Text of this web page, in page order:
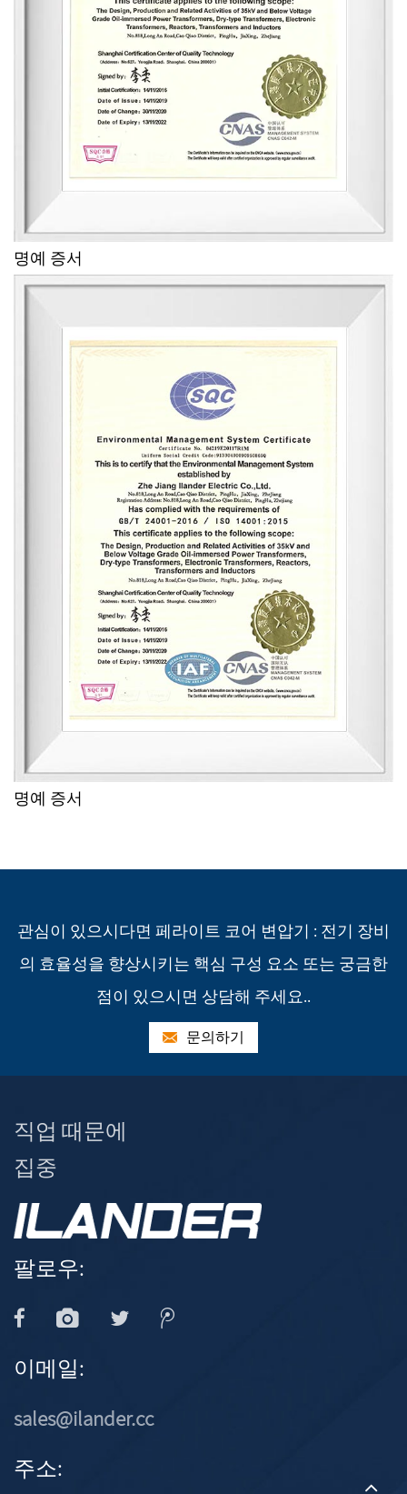
명예 증서
명예 증서
관심이 있으시다면 페라이트 코어 변압기 : 전기 장비
의 효율성을 향상시키는 핵심 구성 요소 또는 궁금한
점이 있으시면 상담해 주세요..
문의하기
직업 때문에
집중
팔로우:
이메일:
sales@ilander.cc
주소: